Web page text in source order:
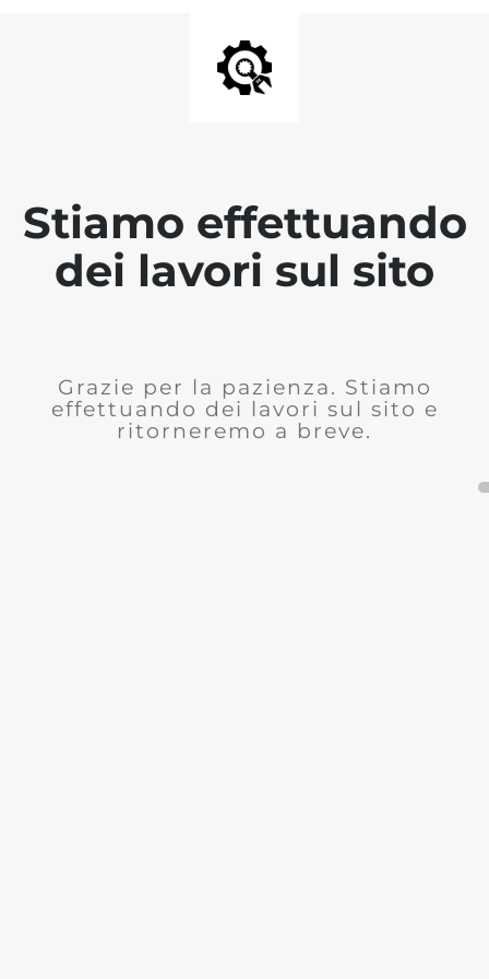
Stiamo effettuando
dei lavori sul sito
Grazie per la pazienza. Stiamo
effettuando dei lavori sul sito e
ritorneremo a breve.